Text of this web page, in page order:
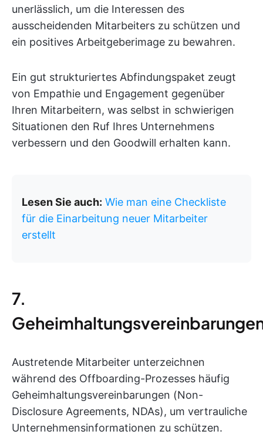
unerlässlich, um die Interessen des
ausscheidenden Mitarbeiters zu schützen und
ein positives Arbeitgeberimage zu bewahren.
Ein gut strukturiertes Abfindungspaket zeugt
von Empathie und Engagement gegenüber
Ihren Mitarbeitern, was selbst in schwierigen
Situationen den Ruf Ihres Unternehmens
verbessern und den Goodwill erhalten kann.
Lesen Sie auch: Wie man eine Checkliste
für die Einarbeitung neuer Mitarbeiter
erstellt
7.
Austretende Mitarbeiter unterzeichnen
während des Offboarding-Prozesses häufig
Geheimhaltungsvereinbarungen (Non-
Disclosure Agreements, NDAs), um vertrauliche
Unternehmensinformationen zu schützen.